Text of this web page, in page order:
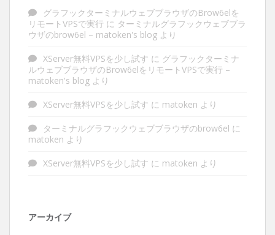
グラフックターミナルウェブブラウザのBrow6elを
リモートVPSで実行 に ターミナルグラフックウェブブラ
ウザのbrow6el – matoken's blog より
XServer無料VPSを少し試す に グラフックターミナ
ルウェブブラウザのBrow6elをリモートVPSで実行 –
matoken's blog より
XServer無料VPSを少し試す に matoken より
ターミナルグラフックウェブブラウザのbrow6el に
matoken より
XServer無料VPSを少し試す に matoken より
アーカイブ